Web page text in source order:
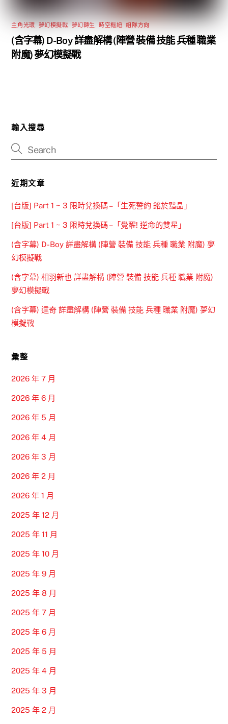
主角光環 夢幻模擬戰 夢幻轉生 時空樞紐 ,組隊方向
(含字幕) D-Boy 詳盡解構 (陣營 裝備 技能 兵種 職業
附魔) 夢幻模擬戰
輸入搜尋
近期文章
[台版] Part 1 ~ 3 限時兌換碼 –「生死誓約 銘於黯晶」
[台版] Part 1 ~ 3 限時兌換碼 –「覺醒! 逆命的雙星」
(含字幕) D-Boy 詳盡解構 (陣營 裝備 技能 兵種 職業 附魔) 夢
幻模擬戰
(含字幕) 相羽新也 詳盡解構 (陣營 裝備 技能 兵種 職業 附魔)
夢幻模擬戰
(含字幕) 達奇 詳盡解構 (陣營 裝備 技能 兵種 職業 附魔) 夢幻
模擬戰
彙整
2026 年 7 月
2026 年 6 月
2026 年 5 月
2026 年 4 月
2026 年 3 月
2026 年 2 月
2026 年 1 月
2025 年 12 月
2025 年 11 月
2025 年 10 月
2025 年 9 月
2025 年 8 月
2025 年 7 月
2025 年 6 月
2025 年 5 月
2025 年 4 月
2025 年 3 月
2025 年 2 月